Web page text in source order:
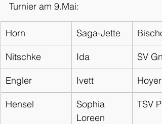
Turnier am 9.Mai:
Horn Saga-Jette
Nitschke Ida SV
Engler Ivett
Hensel
Sophia
Loreen
TSV